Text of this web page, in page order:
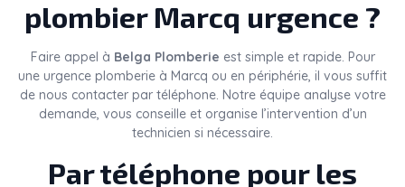
plombier Marcq urgence ?
Faire appel à Belga Plomberie est simple et rapide. Pour
une urgence plomberie à Marcq ou en périphérie, il vous suffit
de nous contacter par téléphone. Notre équipe analyse votre
demande, vous conseille et organise l’intervention d’un
technicien si nécessaire.
Par téléphone pour les